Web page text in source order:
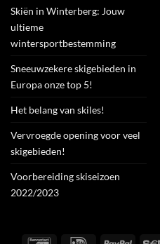
Skiën in Winterberg: Jouw
ultieme
wintersportbestemming
Sneeuwzekere skigebieden in
Europa onze top 5!
Het belang van skiles!
Vervroegde opening voor veel
skigebieden!
Voorbereiding skiseizoen
2022/2023